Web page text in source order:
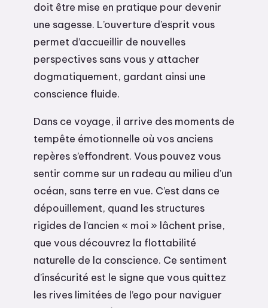
doit être mise en pratique pour devenir
une sagesse. L’ouverture d’esprit vous
permet d’accueillir de nouvelles
perspectives sans vous y attacher
dogmatiquement, gardant ainsi une
conscience fluide.
Dans ce voyage, il arrive des moments de
tempête émotionnelle où vos anciens
repères s’effondrent. Vous pouvez vous
sentir comme sur un radeau au milieu d’un
océan, sans terre en vue. C’est dans ce
dépouillement, quand les structures
rigides de l’ancien « moi » lâchent prise,
que vous découvrez la flottabilité
naturelle de la conscience. Ce sentiment
d’insécurité est le signe que vous quittez
les rives limitées de l’ego pour naviguer